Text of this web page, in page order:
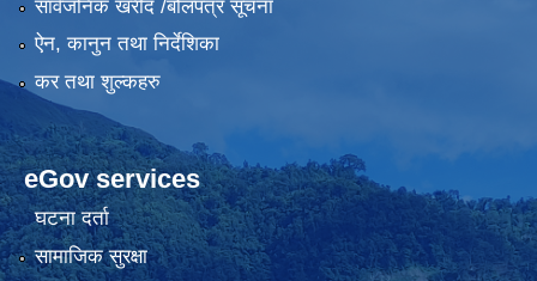
सार्वजनिक खरीद /बोलपत्र सूचना
ऐन, कानुन तथा निर्देशिका
कर तथा शुल्कहरु
eGov services
घटना दर्ता
सामाजिक सुरक्षा